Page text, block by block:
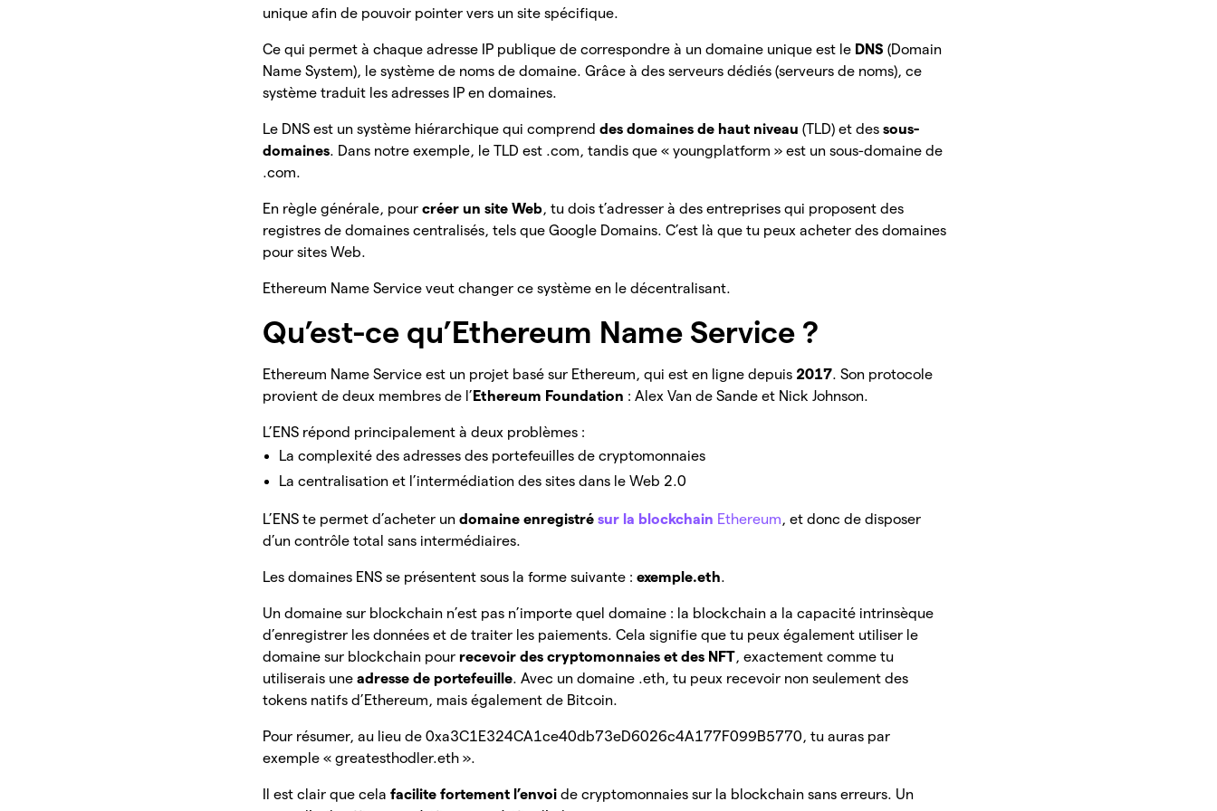
unique afin de pouvoir pointer vers un site spécifique.
Ce qui permet à chaque adresse IP publique de correspondre à un domaine unique est le DNS (Domain
Name System), le système de noms de domaine. Grâce à des serveurs dédiés (serveurs de noms), ce
système traduit les adresses IP en domaines.
Le DNS est un système hiérarchique qui comprenddes domaines de haut niveau (TLD) et dessous-
domaines. Dans notre exemple, le TLD est .com, tandis que « youngplatform » est un sous-domaine de
.com.
En règle générale, pourcréer un site Web, tu dois t’adresser à des entreprises qui proposent des
registres de domaines centralisés, tels que Google Domains. C’est là que tu peux acheter des domaines
pour sites Web.
Ethereum Name Service veut changer ce système en le décentralisant.
Qu’est-ce qu’Ethereum Name Service ?
Ethereum Name Service est un projet basé sur Ethereum, qui est en ligne depuis 2017. Son protocole
provient de deux membres de l’ Ethereum Foundation : Alex Van de Sande et Nick Johnson.
L’ENS répond principalement à deux problèmes :
La complexité des adresses des portefeuilles de cryptomonnaies
La centralisation et l’intermédiation des sites dans le Web 2.0
L’ENS te permet d’acheter undomaine enregistrésur la blockchain Ethereum, et donc de disposer
d’un contrôle total sans intermédiaires.
Les domaines ENS se présentent sous la forme suivante :exemple.eth.
Un domaine sur blockchain n’est pas n’importe quel domaine : la blockchain a la capacité intrinsèque
d’enregistrer les données et de traiter les paiements. Cela signifie que tu peux également utiliser le
domaine sur blockchain pour recevoir des cryptomonnaies et des NFT, exactement comme tu
utiliserais uneadresse de portefeuille. Avec un domaine .eth, tu peux recevoir non seulement des
tokens natifs d’Ethereum, mais également de Bitcoin.
Pour résumer, au lieu de 0xa3C1E324CA1ce40db73eD6026c4A177F099B5770, tu auras par
exemple « greatesthodler.eth ».
Il est clair que celafacilite fortement l’envoi de cryptomonnaies sur la blockchain sans erreurs. Un